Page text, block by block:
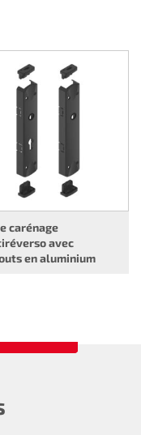
carénage
avec
en aluminium